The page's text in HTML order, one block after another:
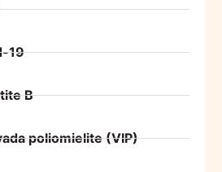
19
B
poliomielite (VIP)